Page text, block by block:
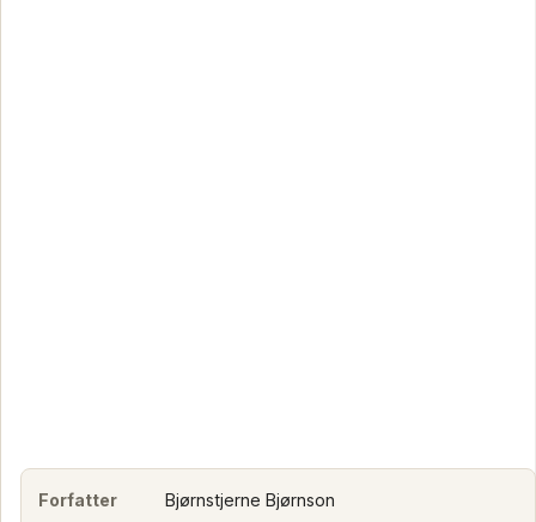
Forfatter
Bjørnstjerne Bjørnson